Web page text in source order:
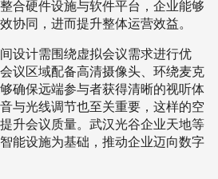
合硬件设施与软件平台，企业能够
协同，进而提升整体运营效益。
设计需围绕虚拟会议需求进行优
议区域配备高清摄像头、环绕麦克
确保远端参与者获得清晰的视听体
与光线调节也至关重要，这样的空
升会议质量。武汉光谷企业天地等
能设施为基础，推动企业迈向数字